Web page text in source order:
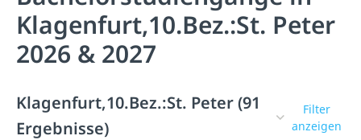
Klagenfurt,10.Bez.:St. Peter
2026 & 2027
Klagenfurt,10.Bez.:St. Peter (91
Ergebnisse)
Filter
anzeigen